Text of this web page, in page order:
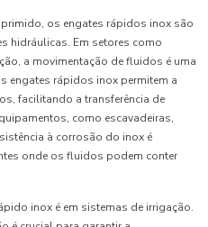
os engates rápidos inox são
hidráulicas. Em setores como
a movimentação de fluidos é uma
engates rápidos inox permitem a
facilitando a transferência de
como escavadeiras,
à corrosão do inox é
onde os fluidos podem conter
inox é em sistemas de irrigação.